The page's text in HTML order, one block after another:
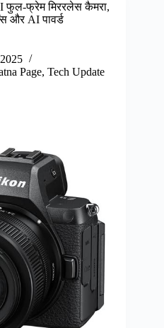
फुल-फ्रेम मिररलेस कैमरा,
और AI पावर्ड
Page, Tech Update